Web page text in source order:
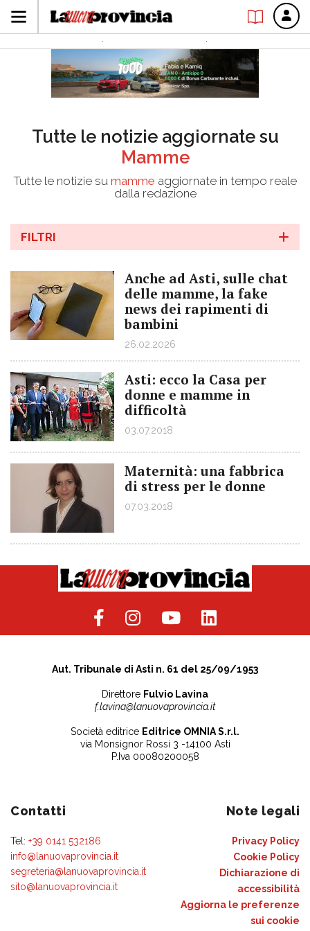
Tutte le notizie aggiornate su
Mamme
Tutte le notizie su mamme aggiornate in tempo reale
dalla redazione
FILTRI
Anche ad Asti, sulle chat
delle mamme, la fake
news dei rapimenti di
bambini
26.02.2026
Asti: ecco la Casa per
donne e mamme in
difficoltà
03.07.2018
Maternità: una fabbrica
di stress per le donne
07.03.2018
Aut. Tribunale di Asti n. 61 del 25/09/1953
Direttore Fulvio Lavina
f.lavina@lanuovaprovincia.it
Società editrice Editrice OMNIA S.r.l.
via Monsignor Rossi 3 -14100 Asti
P.Iva 00080200058
Contatti
Tel: +39 0141 532186
info@lanuovaprovincia.it
segreteria@lanuovaprovincia.it
sito@lanuovaprovincia.it
Note legali
Privacy Policy
Cookie Policy
Dichiarazione di
accessibilità
Aggiorna le preferenze
sui cookie